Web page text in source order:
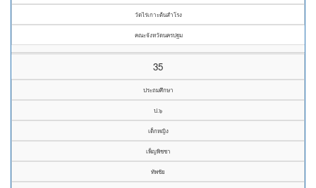
วัดไร่เกาะต้นสำโรง
คณะจังหวัดนครปฐม
35
ประถมศึกษา
ป.๖
เด็กหญิง
เพ็ญพิชชา
ทัพชัย